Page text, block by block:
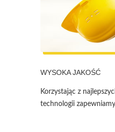
WYSOKA JAKOŚĆ
Korzystając z
technologii